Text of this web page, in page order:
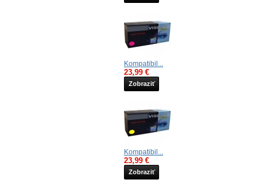
Kompatibil...
23,99 €
Zobraziť
Kompatibil...
23,99 €
Zobraziť